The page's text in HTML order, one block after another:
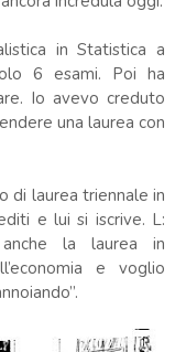
in Statistica a
6 esami. Poi ha
Io avevo creduto
una laurea con
di laurea triennale in
e lui si iscrive. L:
la laurea in
e voglio